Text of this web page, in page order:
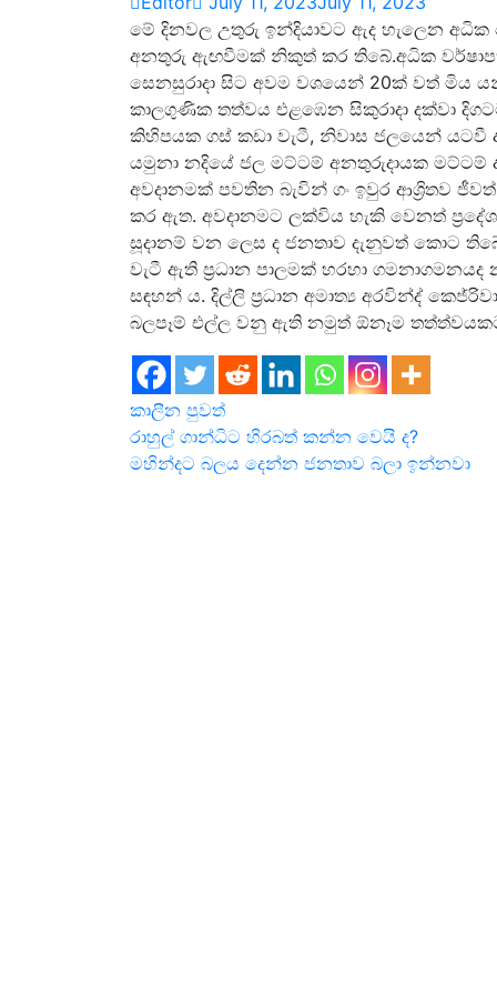
මේ දිනවල උතුරු ඉන්දියාවට ඇද හැලෙන
අනතුරු ඇඟවීමක් නිකුත් කර තිබේ.අධික
සෙනසුරාදා සිට අවම වශයෙන් 20ක් වත් මිය
කාලගුණික තත්වය එළඹෙන සිකුරාදා දක්වා
කිහිපයක ගස් කඩා වැටී, නිවාස ජලයෙන් යටවී
යමුනා නදියේ ජල මට්ටම් අනතුරුදායක මට්ටම්
අවදානමක් පවතින බැවින් ගං ඉවුර ආශ්‍රිතව
කර ඇත. අවදානමට ලක්විය හැකි වෙනත්
සූදානම් වන ලෙස ද ජනතාව දැනුවත් කොට
වැටී ඇති ප්‍රධාන පාලමක් හරහා ගමනාගමනයද
සඳහන් ය. දිල්ලි ප්‍රධාන අමාත්‍ය අරවින්ද්
බලපෑම් එල්ල වනු ඇති නමුත් ඕනෑම
කාලීන පුවත්
Post
navigation
රාහුල් ගාන්ධිට හිරබත් කන්න වෙයි ද?
මහින්දට බලය දෙන්න ජනතාව බලා ඉන්නවා